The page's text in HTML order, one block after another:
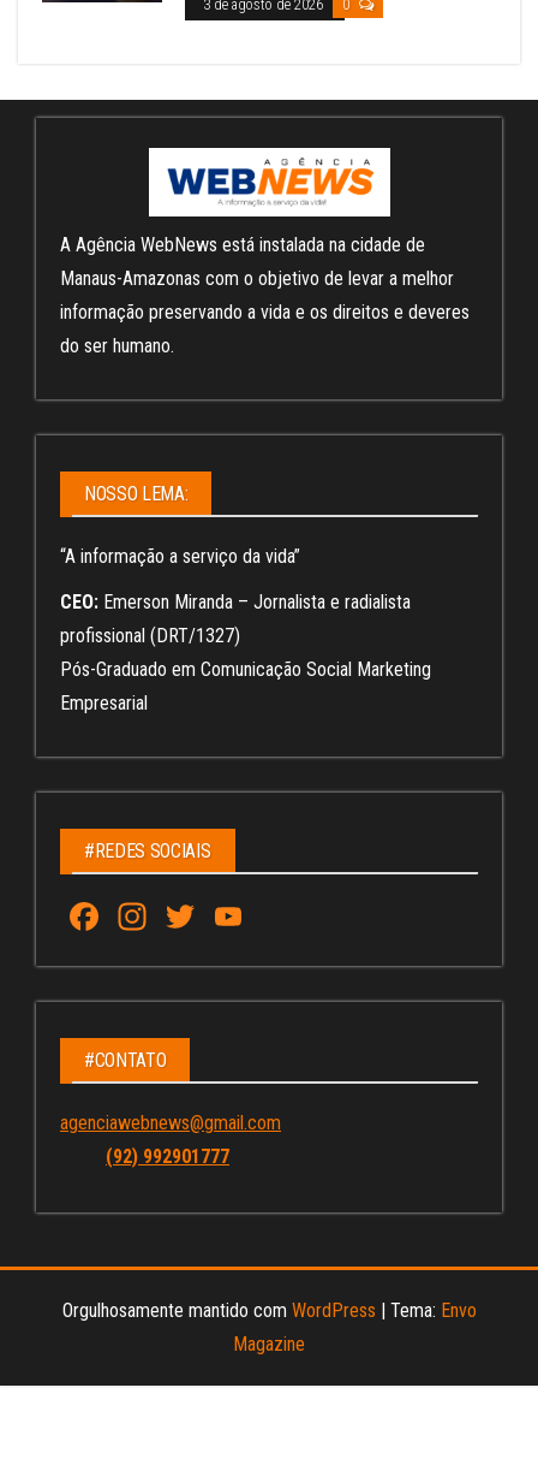
3 de agosto de 2026 0
A Agência WebNews está instalada na cidade de
Manaus-Amazonas com o objetivo de levar a melhor
informação preservando a vida e os direitos e deveres
do ser humano.
NOSSO LEMA:
“A informação a serviço da vida”
CEO: Emerson Miranda – Jornalista e radialista
profissional (DRT/1327)
Pós-Graduado em Comunicação Social Marketing
Empresarial
#REDES SOCIAIS
Fa
ce
bo
ok
In
st
ag
ra
m
T
wi
tt
u
Tu
C
ha
#CONTATO
agenciawebnews@gmail.com
(92) 992901777
Orgulhosamente mantido com WordPress Tema: Envo
Magazine